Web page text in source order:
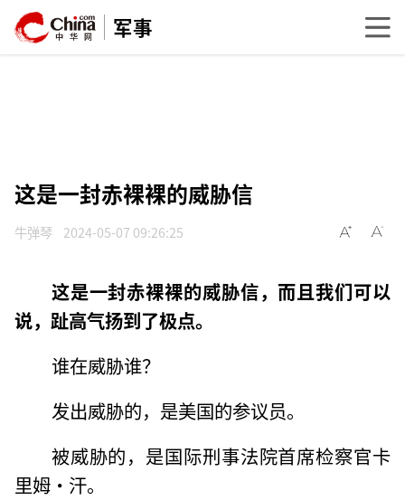
军事
这是一封赤裸裸的威胁信
牛弹琴 2024-05-07 09:26:25
这是一封赤裸裸的威胁信，而且我们可以
说，趾高气扬到了极点。
谁在威胁谁？
发出威胁的，是美国的参议员。
被威胁的，是国际刑事法院首席检察官卡
里姆·汗。